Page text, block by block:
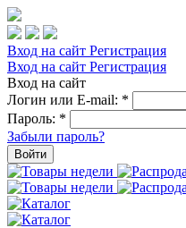
Вход на сайт Регистрация
Вход на сайт Регистрация
Вход на сайт
Логин или E-mail: *
Пароль: *
Забыли пароль?
Войти